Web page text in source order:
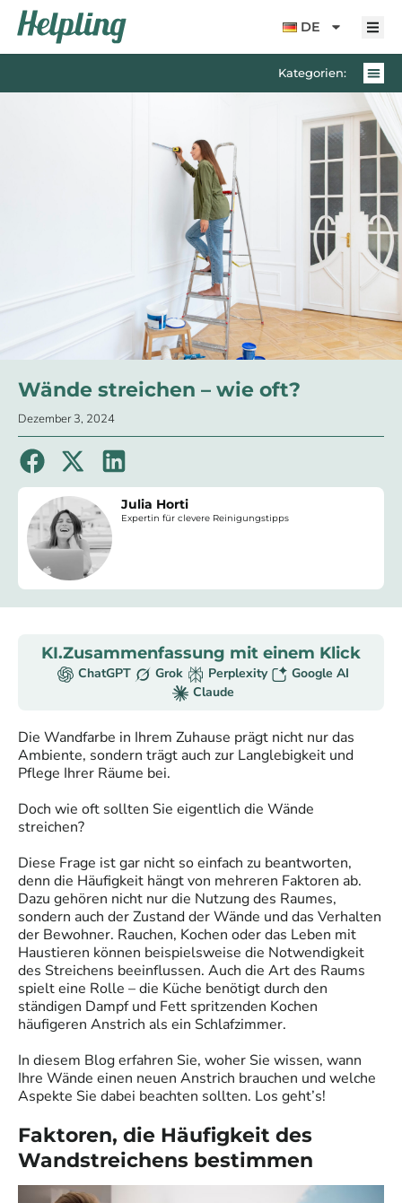
springen
DE
Kategorien:
Wände streichen – wie oft?
Dezember 3, 2024
Julia Horti
Expertin für clevere Reinigungstipps
KI.Zusammenfassung mit einem Klick
ChatGPT Grok Perplexity
Google AI
Claude
Die Wandfarbe in Ihrem Zuhause prägt nicht nur das
Ambiente, sondern trägt auch zur Langlebigkeit und
Pflege Ihrer Räume bei.
Doch wie oft sollten Sie eigentlich die Wände
streichen?
Diese Frage ist gar nicht so einfach zu beantworten,
denn die Häufigkeit hängt von mehreren Faktoren ab.
Dazu gehören nicht nur die Nutzung des Raumes,
sondern auch der Zustand der Wände und das Verhalten
der Bewohner. Rauchen, Kochen oder das Leben mit
Haustieren können beispielsweise die Notwendigkeit
des Streichens beeinflussen. Auch die Art des Raums
spielt eine Rolle – die Küche benötigt durch den
ständigen Dampf und Fett spritzenden Kochen
häufigeren Anstrich als ein Schlafzimmer.
In diesem Blog erfahren Sie, woher Sie wissen, wann
Ihre Wände einen neuen Anstrich brauchen und welche
Aspekte Sie dabei beachten sollten. Los geht’s!
Faktoren, die Häufigkeit des
Wandstreichens bestimmen